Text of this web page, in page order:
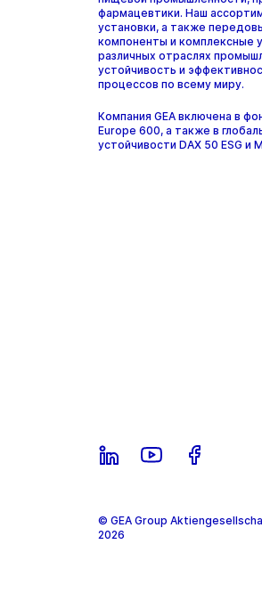
фармацевтики. Наш
установки, а также
компоненты и комплексные
различных отраслях
устойчивость и
процессов по всему миру.
Компания GEA включена в
Europe 600, а также в
устойчивости DAX 50 ESG и
© GEA Group
2026